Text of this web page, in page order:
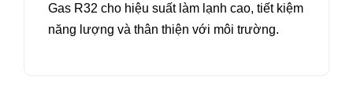
Gas R32 cho hiệu suất làm lạnh cao, tiết kiệm
năng lượng và thân thiện với môi trường.